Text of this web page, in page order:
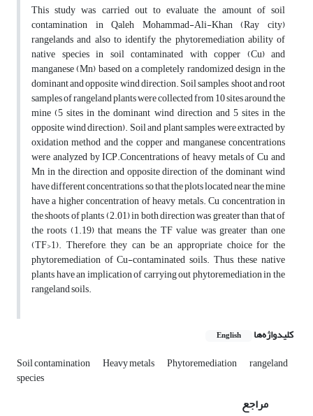
This study was carried out to evaluate the amount of soil
contamination in Qaleh Mohammad-Ali-Khan (Ray city)
rangelands and also to identify the phytoremediation ability of
native species in soil contaminated with copper (Cu) and
manganese (Mn) based on a completely randomized design in the
dominant and opposite wind direction. Soil samples, shoot and root
samples of rangeland plants were collected from 10 sites around the
mine (5 sites in the dominant wind direction and 5 sites in the
opposite wind direction). Soil and plant samples were extracted by
oxidation method and the copper and manganese concentrations
were analyzed by ICP.Concentrations of heavy metals of Cu and
Mn in the direction and opposite direction of the dominant wind
have different concentrations, so that the plots located near the mine
have a higher concentration of heavy metals. Cu concentration in
the shoots of plants (2.01) in both direction was greater than that of
the roots (1.19) that means the TF value was greater than one
(TF>1). Therefore, they can be an appropriate choice for the
phytoremediation of Cu-contaminated soils. Thus, these native
plants have an implication of carrying out phytoremediation in the
rangeland soils.
کلیدواژه‌ها English
Soil contamination Heavy metals Phytoremediation rangeland
species
مراجع